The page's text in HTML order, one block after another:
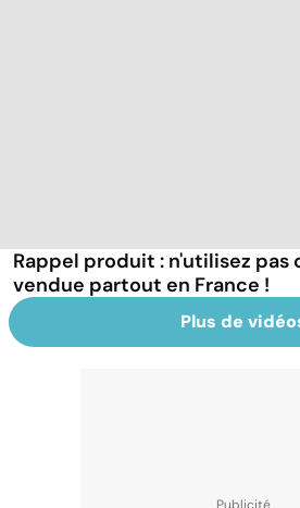
Rappel produit : n'utilisez pas
vendue partout en France !
Plus de